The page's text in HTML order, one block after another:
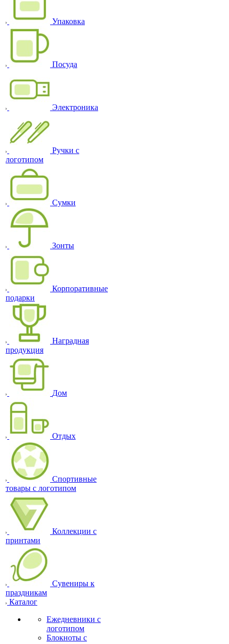
Упаковка
Посуда
Электроника
Ручки с
логотипом
Сумки
Зонты
Корпоративные
подарки
Наградная
продукция
Дом
Отдых
Спортивные
товары с логотипом
Коллекции с
принтами
Сувениры к
праздникам
Каталог
Ежедневники с
логотипом
Блокноты с